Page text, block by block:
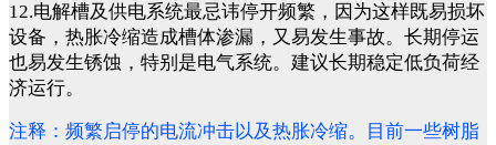
12.电解槽及供电系统最忌讳停开频繁，因为这样既易损坏
设备，热胀冷缩造成槽体渗漏，又易发生事故。长期停运
也易发生锈蚀，特别是电气系统。建议长期稳定低负荷经
济运行。
注释：频繁启停的电流冲击以及热胀冷缩。目前一些树脂